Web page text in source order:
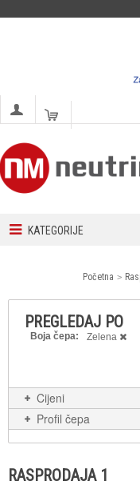
KATEGORIJE
Početna
PREGLEDAJ PO
Boja čepa: Zelena
Cijeni
Profil čepa
RASPRODAJA 1